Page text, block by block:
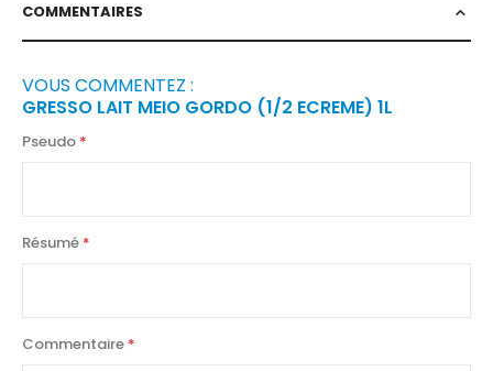
COMMENTAIRES
VOUS COMMENTEZ :
GRESSO LAIT MEIO GORDO (1/2 ECREME) 1L
Pseudo
Résumé
Commentaire